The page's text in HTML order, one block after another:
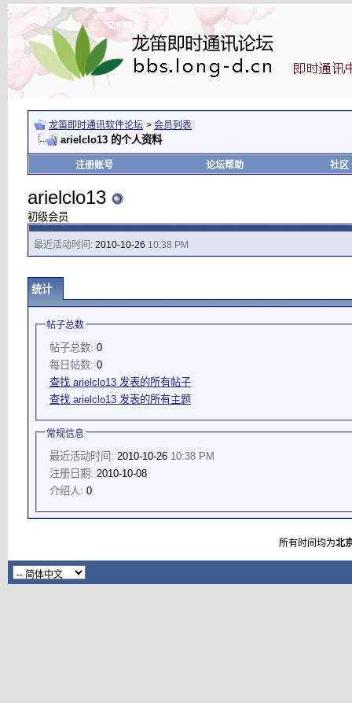
龙笛即时通讯软件论坛 > 会员列表
arielclo13 的个人资料
注册账号 论坛帮助 社区
arielclo13
初级会员
最近活动时间: 2010-10-26 10:38 PM
统计
帖子总数
帖子总数: 0
每日帖数: 0
查找 arielclo13 发表的所有帖子
查找 arielclo13 发表的所有主题
常规信息
最近活动时间: 2010-10-26 10:38 PM
注册日期: 2010-10-08
介绍人: 0
所有时间均为北